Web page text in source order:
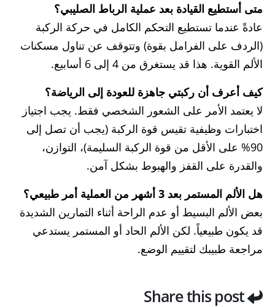
متى أستطيع القيادة بعد عملية الرباط الصليبي؟
عادةً عندما تستطيع التحكم الكامل في حركة الركبة
(الردف على الفرامل بقوة) وتتوقف عن تناول مسكنات
الألم القوية. هذا قد يستغرق من 4 إلى 6 أسابيع.
كيف أعرف أن ركبتي جاهزة للعودة إلى الرياضة؟
لا يعتمد الأمر على الشعور الشخصي فقط. يجب اجتياز
اختبارات وظيفية تقيس قوة الركبة (يجب أن تصل إلى
90% على الأقل من قوة الركبة السليمة)، التوازن،
والقدرة على القفز والهبوط بشكل آمن.
هل الألم المستمر بعد 3 أشهر من العملية أمر طبيعي؟
بعض الألم البسيط أو عدم الراحة أثناء التمارين الشديدة
قد يكون طبيعياً. لكن الألم الحاد أو المستمر يستدعي
مراجعة طبيبك لتقييم الوضع.
Share this post